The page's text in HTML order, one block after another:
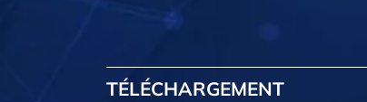
TÉLÉCHARGEMENT